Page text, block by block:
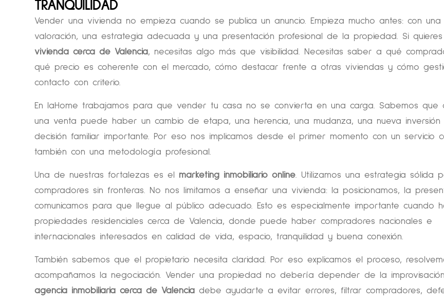
TRANQUILIDAD
Vender una vivienda no empieza cuando se publica un anuncio. Empieza mucho antes: con una
valoración, una estrategia adecuada y una presentación profesional de la propiedad. Si quieres
vivienda cerca de Valencia, necesitas algo más que visibilidad. Necesitas saber a qué
qué precio es coherente con el mercado, cómo destacar frente a otras viviendas y cómo
contacto con criterio.
En laHome trabajamos para que vender tu casa no se convierta en una carga. Sabemos que
una venta puede haber un cambio de etapa, una herencia, una mudanza, una nueva inversión
decisión familiar importante. Por eso nos implicamos desde el primer momento con un servicio
también con una metodología profesional.
Una de nuestras fortalezas es el marketing inmobiliario online. Utilizamos una estrategia sólida
compradores sin fronteras. No nos limitamos a enseñar una vivienda: la posicionamos, la
comunicamos para que llegue al público adecuado. Esto es especialmente importante cuando
propiedades residenciales cerca de Valencia, donde puede haber compradores nacionales e
internacionales interesados en calidad de vida, espacio, tranquilidad y buena conexión.
También sabemos que el propietario necesita claridad. Por eso explicamos el proceso,
acompañamos la negociación. Vender una propiedad no debería depender de la
agencia inmobiliaria cerca de Valencia debe ayudarte a evitar errores, filtrar compradores,